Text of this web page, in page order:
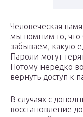
Человеческая
мы помним то, что
забываем, какую
Пароли могут
Потому нередко
вернуть доступ к
В случаях с
восстановление